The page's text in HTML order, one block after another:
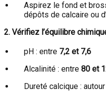
Aspirez le fond et
dépôts de calcaire ou
2. Vérifiez l’équilibre
pH : entre 7,2 et 7,6
Alcalinité : entre 80 et
Dureté calcique :